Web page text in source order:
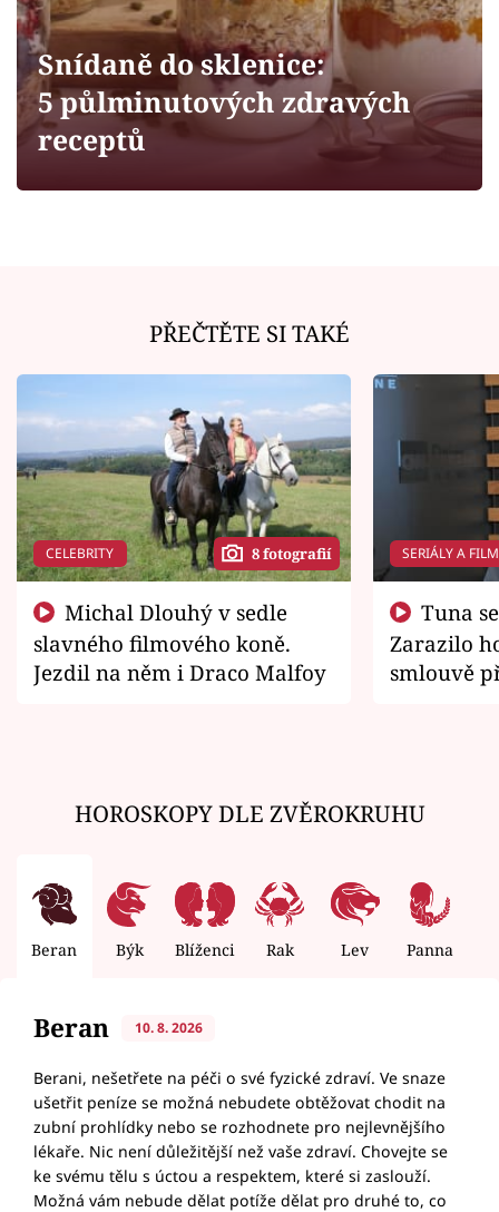
Sledujte prima+
Filmový festival Karlovy Vary
Sledujte nás
Snídaně do sklenice:
5 půlminutových zdravých
receptů
PŘEČTĚTE SI TAKÉ
CELEBRITY 8 fotografií
slavného filmového koně.
Jezdil na něm i Draco Malfoy
SERIÁLY A
Zarazilo
smlouvě
HOROSKOPY DLE ZVĚROKRUHU
Beran Býk Blíženci Rak Lev Panna
Beran 10. 8. 2026
Berani, nešetřete na péči o své fyzické zdraví. Ve snaze
ušetřit peníze se možná nebudete obtěžovat chodit na
zubní prohlídky nebo se rozhodnete pro nejlevnějšího
lékaře. Nic není důležitější než vaše zdraví. Chovejte se
ke svému tělu s úctou a respektem, které si zaslouží.
Možná vám nebude dělat potíže dělat pro druhé to, co